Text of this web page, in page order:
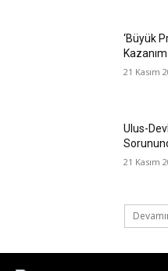
‘Büyük
Kazanım
21 Kasım
Ulus-
21 Kasım